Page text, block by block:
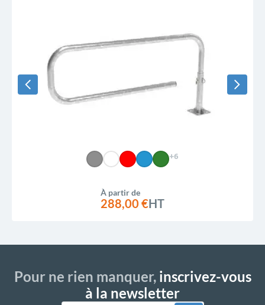
+6
À partir de
288,00 €HT
Pour ne rien manquer,inscrivez-vous
à la newsletter